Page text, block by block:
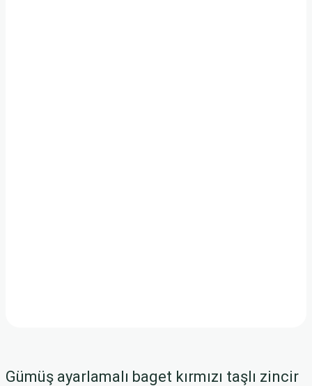
Gümüş ayarlamalı baget kırmızı taşlı zincir